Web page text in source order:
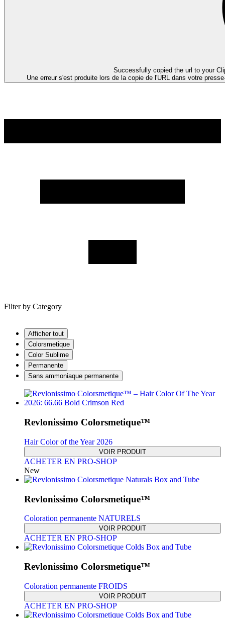
Successfully copied the url to your
Une erreur s'est produite lors de la copie de l'URL dans votre
Filter by Category
Afficher tout
Colorsmetique
Color Sublime
Permanente
Sans ammoniaque permanente
Revlonissimo Colorsmetique™
Hair Color of the Year 2026
VOIR PRODUIT
ACHETER EN PRO-SHOP
New
Revlonissimo Colorsmetique™
Coloration permanente NATURELS
VOIR PRODUIT
ACHETER EN PRO-SHOP
Revlonissimo Colorsmetique™
Coloration permanente FROIDS
VOIR PRODUIT
ACHETER EN PRO-SHOP